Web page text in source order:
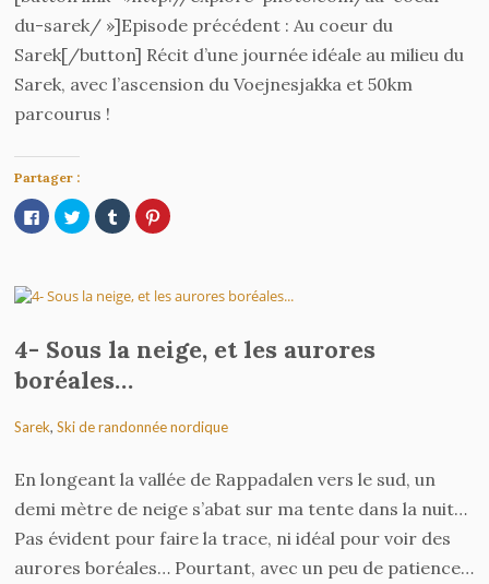
du-sarek/ »]Episode précédent : Au coeur du
Sarek[/button] Récit d’une journée idéale au milieu du
Sarek, avec l’ascension du Voejnesjakka et 50km
parcourus !
Partager :
Cliquez
pour
partager
une
nouvelle
Cliquez
pour
partager
une
nouvelle
Cliquez
pour
partager
une
nouvelle
Cliquez
pour
une
nouvelle
4- Sous la neige, et les aurores
boréales…
Sarek,Ski de randonnée nordique
En longeant la vallée de Rappadalen vers le sud, un
demi mètre de neige s’abat sur ma tente dans la nuit…
Pas évident pour faire la trace, ni idéal pour voir des
aurores boréales… Pourtant, avec un peu de patience…